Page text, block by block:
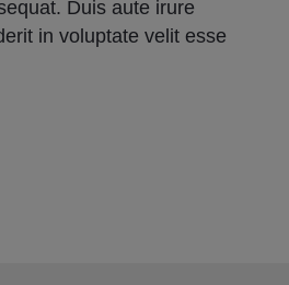
Duis aute irure
in voluptate velit esse